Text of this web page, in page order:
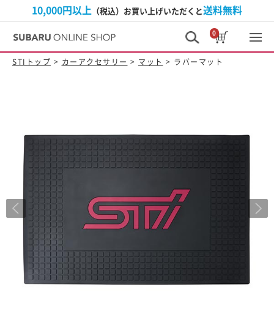
10,000円以上 （税込）お買い上げいただくと送料無料
0
STIトップ > カーアクセサリー > マット > ラバーマット